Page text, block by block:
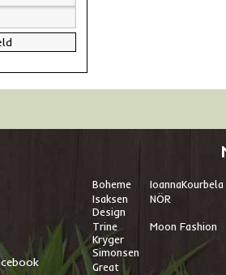
Boheme IoannaKourbela
Isaksen
Design
NÖR
Trine
Kryger
Simonsen
Moon Fashion
Great